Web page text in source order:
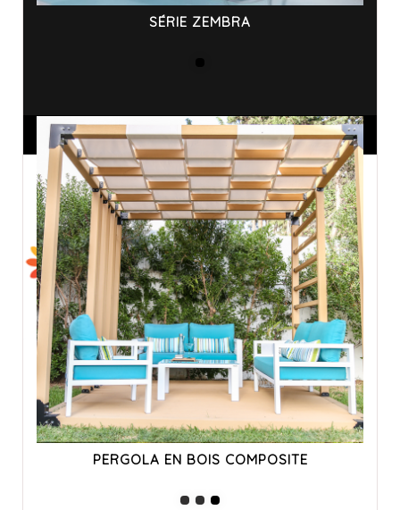
SÉRIE ZEMBRA
ANNONCES SPONSORISÉES
PERGOLA EN BOIS COMPOSITE